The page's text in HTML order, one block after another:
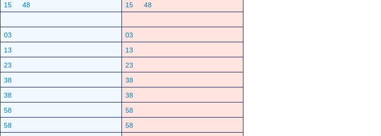
15 48 15
48
03
03
13
13
23
23
38
38
38
38
58
58
58
58